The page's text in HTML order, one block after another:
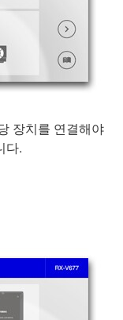
장치를 연결해야
다.